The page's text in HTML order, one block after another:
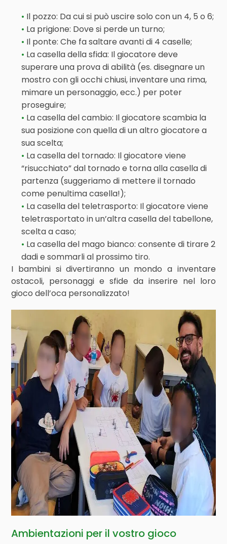
Il pozzo: Da cui si può uscire solo con un 4, 5 o 6;
La prigione: Dove si perde un turno;
Il ponte: Che fa saltare avanti di 4 caselle;
La casella della sfida: Il giocatore deve
superare una prova di abilità (es. disegnare un
mostro con gli occhi chiusi, inventare una rima,
mimare un personaggio, ecc.) per poter
proseguire;
La casella del cambio: Il giocatore scambia la
sua posizione con quella di un altro giocatore a
sua scelta;
La casella del tornado: Il giocatore viene
“risucchiato” dal tornado e torna alla casella di
partenza (suggeriamo di mettere il tornado
come penultima casella!);
La casella del teletrasporto: Il giocatore viene
teletrasportato in un’altra casella del tabellone,
scelta a caso;
La casella del mago bianco: consente di tirare 2
dadi e sommarli al prossimo tiro.
I bambini si divertiranno un mondo a inventare
ostacoli, personaggi e sfide da inserire nel loro
gioco dell’oca personalizzato!
Ambientazioni per il vostro gioco